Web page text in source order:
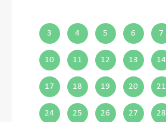
3 4 5 6 7
10 11 12 13 14
17 18 19 20 21
24 25 26 27 28